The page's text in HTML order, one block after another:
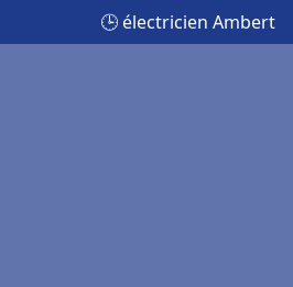
🕒 électricien Ambert